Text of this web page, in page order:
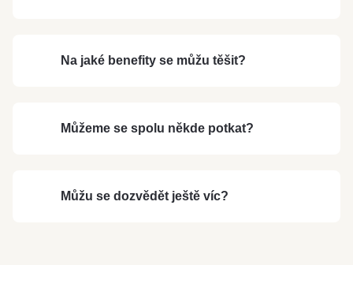
Na jaké benefity se můžu těšit?
Můžeme se spolu někde potkat?
Můžu se dozvědět ještě víc?